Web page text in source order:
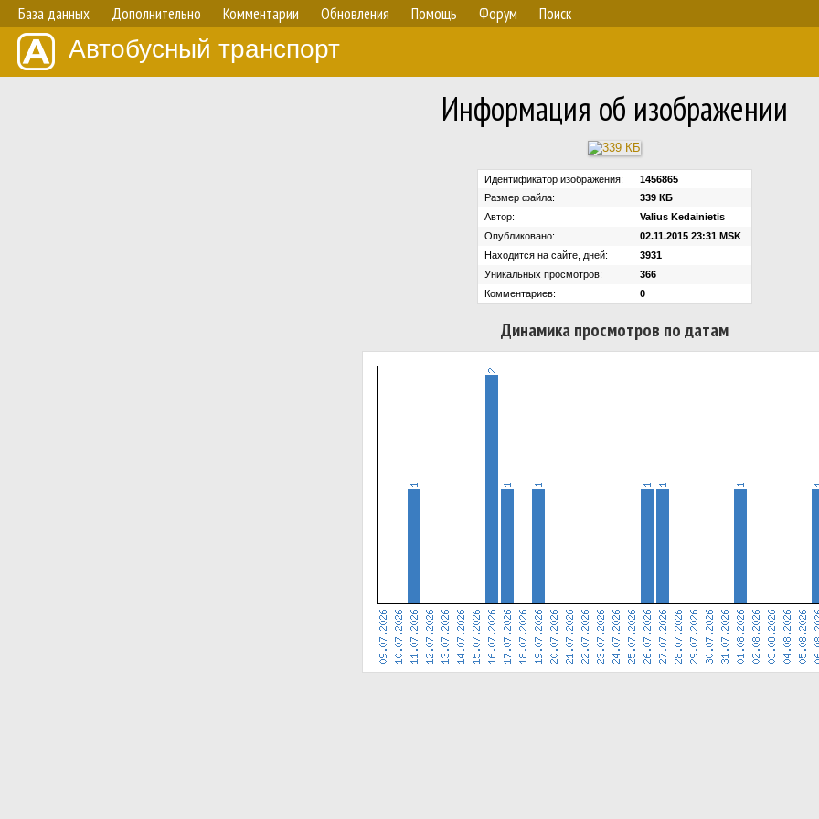
База данных Дополнительно Комментарии Обновления Помощь Форум Поиск
Автобусный транспорт
Информация об изображении
Идентификатор изображения:
1456865
Размер файла:
339 КБ
Автор:
Valius Kedainietis
Опубликовано:
02.11.2015 23:31 MSK
Находится на сайте, дней:
3931
Уникальных просмотров:
366
Комментариев:
0
Динамика просмотров по датам